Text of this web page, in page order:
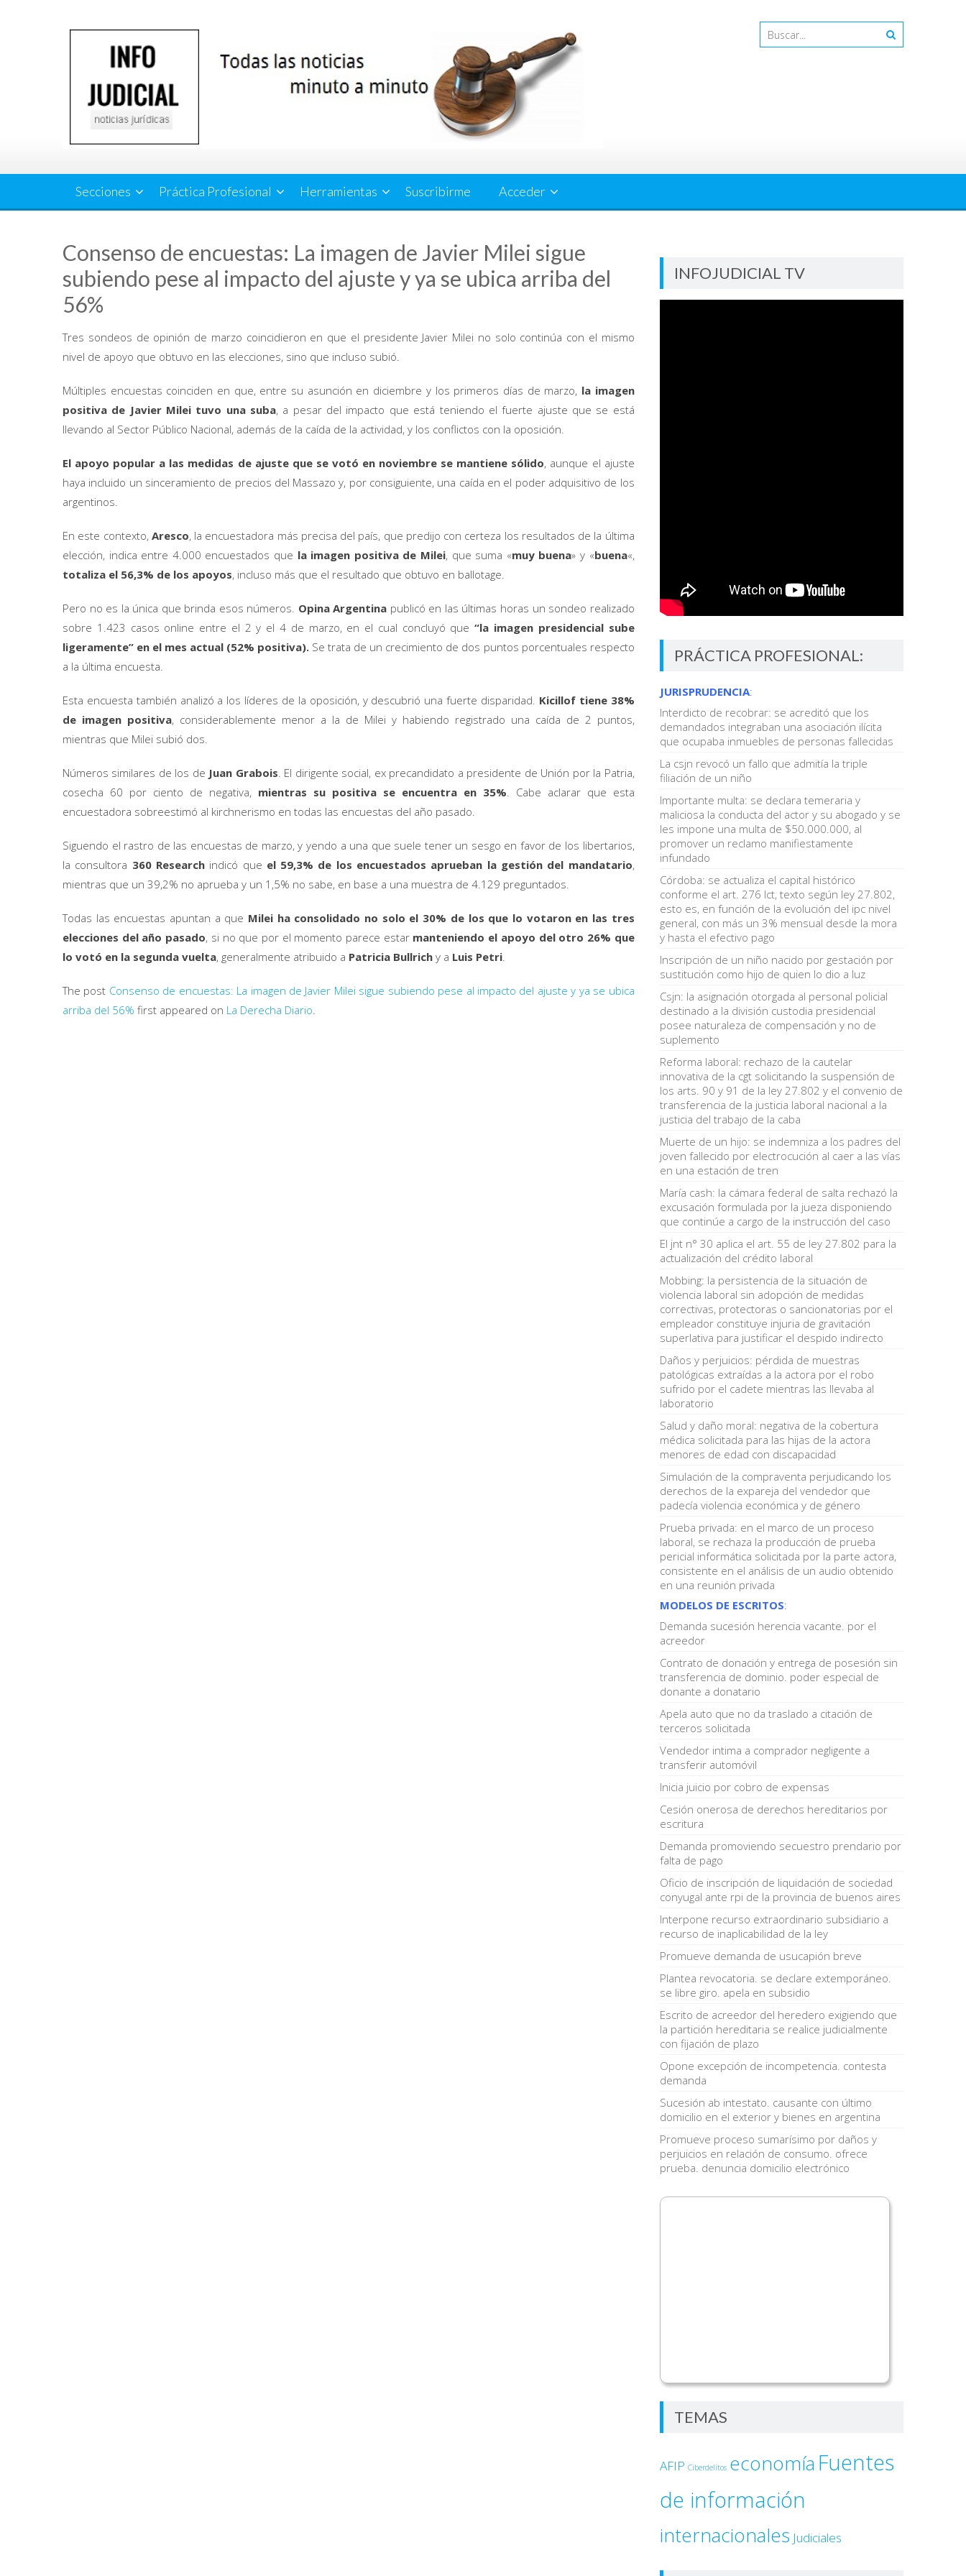
Secciones Práctica Profesional Herramientas Suscribirme Acceder
Consenso de encuestas: La imagen de Javier Milei sigue
subiendo pese al impacto del ajuste y ya se ubica arriba del
56%
Tres sondeos de opinión de marzo coincidieron en que el presidente Javier Milei no solo continúa con el mismo
nivel de apoyo que obtuvo en las elecciones, sino que incluso subió.
Múltiples encuestas coinciden en que, entre su asunción en diciembre y los primeros días de marzo, la imagen
positiva de Javier Milei tuvo una suba, a pesar del impacto que está teniendo el fuerte ajuste que se está
llevando al Sector Público Nacional, además de la caída de la actividad, y los conflictos con la oposición.
El apoyo popular a las medidas de ajuste que se votó en noviembre se mantiene sólido, aunque el ajuste
haya incluido un sinceramiento de precios del Massazo y, por consiguiente, una caída en el poder adquisitivo de los
argentinos.
En este contexto, Aresco, la encuestadora más precisa del país, que predijo con certeza los resultados de la última
elección, indica entre 4.000 encuestados que la imagen positiva de Milei, que suma «muy buena» y «buena«,
totaliza el 56,3% de los apoyos, incluso más que el resultado que obtuvo en ballotage.
Pero no es la única que brinda esos números. Opina Argentina publicó en las últimas horas un sondeo realizado
sobre 1.423 casos online entre el 2 y el 4 de marzo, en el cual concluyó que “la imagen presidencial sube
ligeramente” en el mes actual (52% positiva). Se trata de un crecimiento de dos puntos porcentuales respecto
a la última encuesta.
Esta encuesta también analizó a los líderes de la oposición, y descubrió una fuerte disparidad. Kicillof tiene 38%
de imagen positiva, considerablemente menor a la de Milei y habiendo registrado una caída de 2 puntos,
mientras que Milei subió dos.
Números similares de los de Juan Grabois. El dirigente social, ex precandidato a presidente de Unión por la Patria,
cosecha 60 por ciento de negativa, mientras su positiva se encuentra en 35%. Cabe aclarar que esta
encuestadora sobreestimó al kirchnerismo en todas las encuestas del año pasado.
Siguendo el rastro de las encuestas de marzo, y yendo a una que suele tener un sesgo en favor de los libertarios,
la consultora 360 Researchindicó que el 59,3% de los encuestados aprueban la gestión del mandatario,
mientras que un 39,2% no aprueba y un 1,5% no sabe, en base a una muestra de 4.129 preguntados.
Todas las encuestas apuntan a que Milei ha consolidado no solo el 30% de los que lo votaron en las tres
elecciones del año pasado, si no que por el momento parece estar manteniendo el apoyo del otro 26% que
lo votó en la segunda vuelta, generalmente atribuido a Patricia Bullrich y a Luis Petri.
The post Consenso de encuestas: La imagen de Javier Milei sigue subiendo pese al impacto del ajuste y ya se ubica
arriba del 56% first appeared on La Derecha Diario.
INFOJUDICIAL TV
PRÁCTICA PROFESIONAL:
JURISPRUDENCIA:
Interdicto de recobrar: se acreditó que los
demandados integraban una asociación ilícita
que ocupaba inmuebles de personas fallecidas
La csjn revocó un fallo que admitía la triple
filiación de un niño
Importante multa: se declara temeraria y
maliciosa la conducta del actor y su abogado y se
les impone una multa de $50.000.000, al
promover un reclamo manifiestamente
infundado
Córdoba: se actualiza el capital histórico
conforme el art. 276 lct, texto según ley 27.802,
esto es, en función de la evolución del ipc nivel
general, con más un 3% mensual desde la mora
y hasta el efectivo pago
Inscripción de un niño nacido por gestación por
sustitución como hijo de quien lo dio a luz
Csjn: la asignación otorgada al personal policial
destinado a la división custodia presidencial
posee naturaleza de compensación y no de
suplemento
Reforma laboral: rechazo de la cautelar
innovativa de la cgt solicitando la suspensión de
los arts. 90 y 91 de la ley 27.802 y el convenio de
transferencia de la justicia laboral nacional a la
justicia del trabajo de la caba
Muerte de un hijo: se indemniza a los padres del
joven fallecido por electrocución al caer a las vías
en una estación de tren
María cash: la cámara federal de salta rechazó la
excusación formulada por la jueza disponiendo
que continúe a cargo de la instrucción del caso
El jnt n° 30 aplica el art. 55 de ley 27.802 para la
actualización del crédito laboral
Mobbing: la persistencia de la situación de
violencia laboral sin adopción de medidas
correctivas, protectoras o sancionatorias por el
empleador constituye injuria de gravitación
superlativa para justificar el despido indirecto
Daños y perjuicios: pérdida de muestras
patológicas extraídas a la actora por el robo
sufrido por el cadete mientras las llevaba al
laboratorio
Salud y daño moral: negativa de la cobertura
médica solicitada para las hijas de la actora
menores de edad con discapacidad
Simulación de la compraventa perjudicando los
derechos de la expareja del vendedor que
padecía violencia económica y de género
Prueba privada: en el marco de un proceso
laboral, se rechaza la producción de prueba
pericial informática solicitada por la parte actora,
consistente en el análisis de un audio obtenido
en una reunión privada
MODELOS DE ESCRITOS:
Demanda sucesión herencia vacante. por el
acreedor
Contrato de donación y entrega de posesión sin
transferencia de dominio. poder especial de
donante a donatario
Apela auto que no da traslado a citación de
terceros solicitada
Vendedor intima a comprador negligente a
transferir automóvil
Inicia juicio por cobro de expensas
Cesión onerosa de derechos hereditarios por
escritura
Demanda promoviendo secuestro prendario por
falta de pago
Oficio de inscripción de liquidación de sociedad
conyugal ante rpi de la provincia de buenos aires
Interpone recurso extraordinario subsidiario a
recurso de inaplicabilidad de la ley
Promueve demanda de usucapión breve
Plantea revocatoria. se declare extemporáneo.
se libre giro. apela en subsidio
Escrito de acreedor del heredero exigiendo que
la partición hereditaria se realice judicialmente
con fijación de plazo
Opone excepción de incompetencia. contesta
demanda
Sucesión ab intestato. causante con último
domicilio en el exterior y bienes en argentina
Promueve proceso sumarísimo por daños y
perjuicios en relación de consumo. ofrece
prueba. denuncia domicilio electrónico
TEMAS
AFIP Ciberdelitos economía Fuentes
de información
internacionales Judiciales